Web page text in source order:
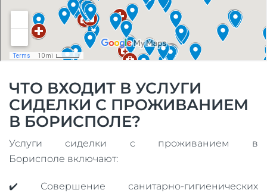
ЧТО ВХОДИТ В УСЛУГИ
СИДЕЛКИ С ПРОЖИВАНИЕМ
В БОРИСПОЛЕ?
Услуги сиделки с проживанием в
Борисполе включают:
✔️ Совершение санитарно-гигиенических